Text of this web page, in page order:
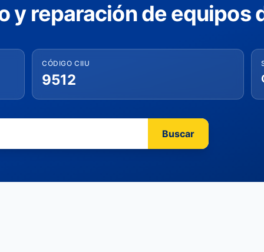
y reparación de equipos
CÓDIGO CIIU
9512
Buscar